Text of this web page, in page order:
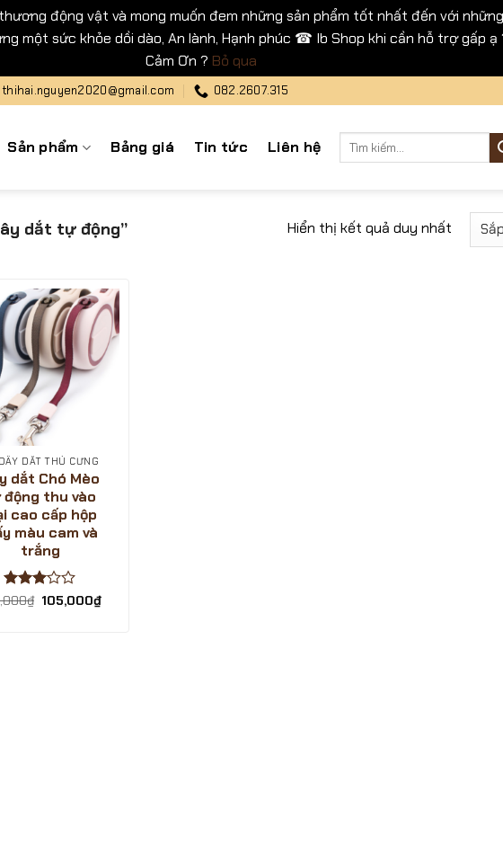
động vật và mong muốn đem những sản phẩm tốt nhất đến với
một sức khỏe dồi dào, An lành, Hạnh phúc ☎ Ib Shop khi cần hỗ trợ gấp ạ
Cảm Ơn ? Bỏ qua
thihai.nguyen2020@gmail.com 082.2607.315
Sản phẩm Bảng giá Tin tức Liên hệ
Tìm
kiếm:
dắt tự động” Hiển thị kết quả duy nhất
DẮT THÚ CƯNG
dắt Chó Mèo
thu vào
cao cấp hộp
màu cam và
trắng
Được
₫ Giá
105,000₫Giá